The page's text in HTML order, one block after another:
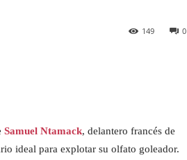
0
149
Samuel Ntamack, delantero francés de
ideal para explotar su olfato goleador.